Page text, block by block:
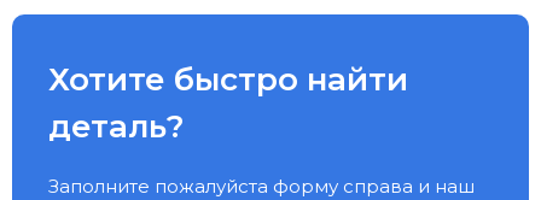
Хотите быстро найти
деталь?
Заполните пожалуйста форму справа и наш